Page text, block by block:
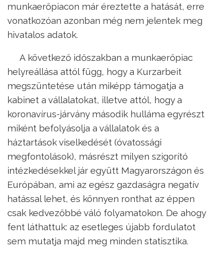
munkaerőpiacon már éreztette a hatását, erre
vonatkozóan azonban még nem jelentek meg
hivatalos adatok.
A következő időszakban a munkaerőpiac
helyreállása attól függ, hogy a Kurzarbeit
megszüntetése után miképp támogatja a
kabinet a vállalatokat, illetve attól, hogy a
koronavírus-járvány második hulláma egyrészt
miként befolyásolja a vállalatok és a
háztartások viselkedését (óvatossági
megfontolások), másrészt milyen szigorító
intézkedésekkel jár együtt Magyarországon és
Európában, ami az egész gazdaságra negatív
hatással lehet, és könnyen ronthat az éppen
csak kedvezőbbé váló folyamatokon. De ahogy
fent láthattuk: az esetleges újabb fordulatot
sem mutatja majd meg minden statisztika.